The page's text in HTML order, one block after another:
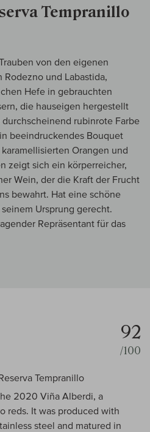
Tempranillo
von den eigenen
und Labastida,
Hefe in gebrauchten
die hauseigen hergestellt
rubinrote Farbe
beeindruckendes Bouquet
Orangen und
zeigt sich ein körperreicher,
Wein, der die Kraft der Frucht
bewahrt. Hat eine schöne
Ursprung gerecht.
Repräsentant für das
92
/100
Tempranillo
2020 Viña Alberdi, a
reds. It was produced with
steel and matured in